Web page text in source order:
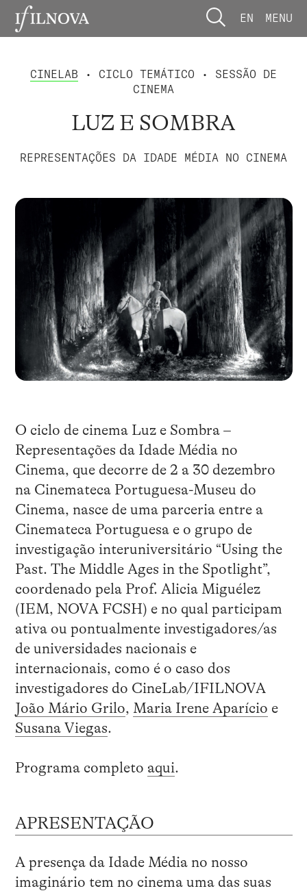
EN MENU
CINELAB • CICLO TEMÁTICO • SESSÃO DE
CINEMA
LUZ E SOMBRA
REPRESENTAÇÕES DA IDADE MÉDIA NO CINEMA
O ciclo de cinema Luz e Sombra –
Representações da Idade Média no
Cinema, que decorre de 2 a 30 dezembro
na Cinemateca Portuguesa-Museu do
Cinema, nasce de uma parceria entre a
Cinemateca Portuguesa e o grupo de
investigação interuniversitário “Using the
Past. The Middle Ages in the Spotlight”,
coordenado pela Prof. Alicia Miguélez
(IEM, NOVA FCSH) e no qual participam
ativa ou pontualmente investigadores/as
de universidades nacionais e
internacionais, como é o caso dos
investigadores do CineLab/IFILNOVA
João Mário Grilo, Maria Irene Aparício e
Susana Viegas.
Programa completo aqui.
APRESENTAÇÃO
A presença da Idade Média no nosso
imaginário tem no cinema uma das suas